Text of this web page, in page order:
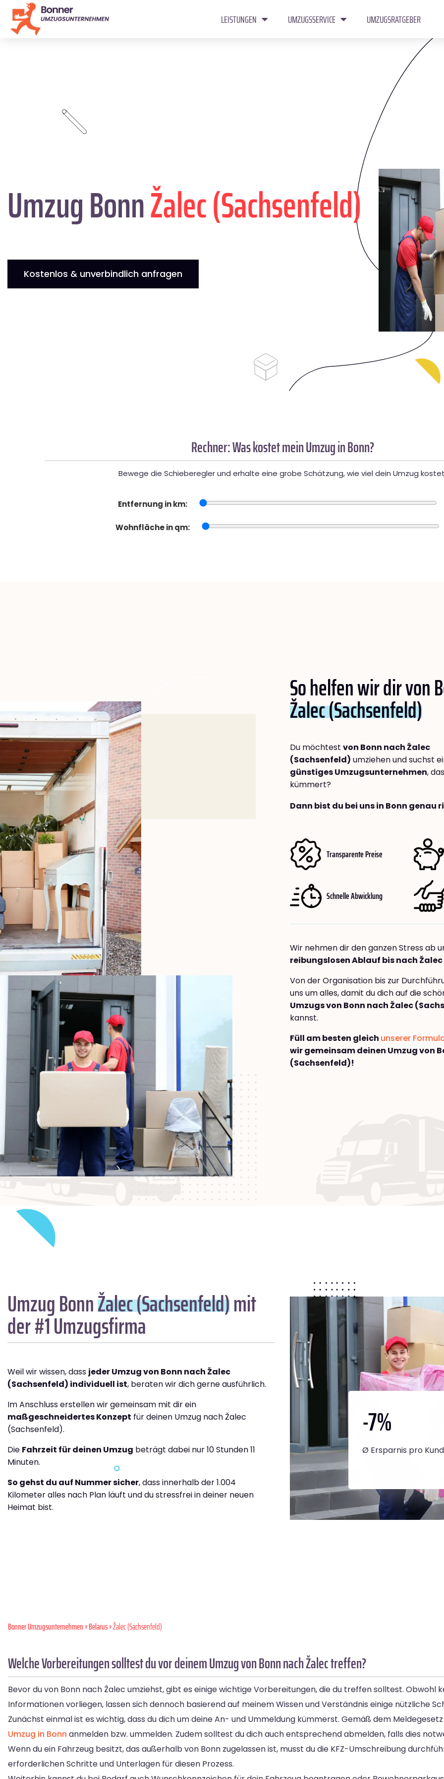
LEISTUNGEN UMZUGSSERVICE UMZUGSRATGEBER
Umzug BonnŽalec (Sachsenfeld)
Kostenlos & unverbindlich anfragen
Rechner: Was kostet mein Umzug in Bonn?
Bewege die Schieberegler und erhalte eine grobe Schätzung, wie viel dein Umzug
Entfernung in km:
Wohnfläche in qm:
So helfen wir dir von
Žalec (Sachsenfeld)
Du möchtest von Bonn nach Žalec
(Sachsenfeld) umziehen und suchst
günstiges Umzugsunternehmen,
kümmert?
Dann bist du bei uns in Bonn genau
Transparente Preise
Schnelle Abwicklung
Wir nehmen dir den ganzen Stress ab
reibungslosen Ablauf bis nach
Von der Organisation bis zur
uns um alles, damit du dich auf die
Umzugs von Bonn nach Žalec
kannst.
Füll am besten gleich unserer
wir gemeinsam deinen Umzug von
(Sachsenfeld)!
Umzug BonnŽalec (Sachsenfeld)mit
der #1 Umzugsfirma
Weil wir wissen, dass jeder Umzug von Bonn nach Žalec
(Sachsenfeld) individuell ist, beraten wir dich gerne ausführlich.
Im Anschluss erstellen wir gemeinsam mit dir ein
maßgeschneidertes Konzept für deinen Umzug nach Žalec
(Sachsenfeld).
Die Fahrzeit für deinen Umzug beträgt dabei nur 10 Stunden 11
Minuten.
So gehst du auf Nummer sicher, dass innerhalb der 1.004
Kilometer alles nach Plan läuft und du stressfrei in deiner neuen
Heimat bist.
-7%
Ø Ersparnis pro
Bonner Umzugsunternehmen»Belarus» Žalec (Sachsenfeld)
Welche Vorbereitungen solltest du vor deinem Umzug von Bonn nach Žalec treffen?
Bevor du von Bonn nach Žalec umziehst, gibt es einige wichtige Vorbereitungen, die du treffen solltest. Obwohl
Informationen vorliegen, lassen sich dennoch basierend auf meinem Wissen und Verständnis einige nützliche
Zunächst einmal ist es wichtig, dass du dich um deine An- und Ummeldung kümmerst. Gemäß dem
Umzug in Bonn anmelden bzw. ummelden. Zudem solltest du dich auch entsprechend abmelden, falls dies
Wenn du ein Fahrzeug besitzt, das außerhalb von Bonn zugelassen ist, musst du die KFZ-Umschreibung
erforderlichen Schritte und Unterlagen für diesen Prozess.